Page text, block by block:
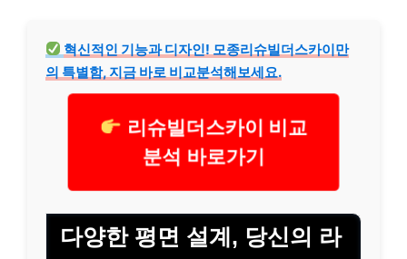
혁신적인 기능과 디자인! 모종리슈빌더스카이만
의 특별함, 지금 바로 비교분석해보세요.
리슈빌더스카이 비교
분석 바로가기
다양한 평면 설계, 당신의 라